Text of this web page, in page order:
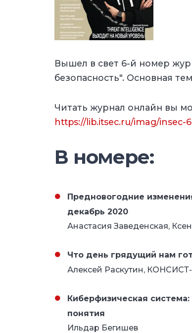
Вышел в свет 6-й номер
безопасность". Основная
Читать журнал онлайн вы
https://lib.itsec.ru/imag/insec-
В номере:
Предновогодние
декабрь 2020
Анастасия Заведенская,
Что день грядущий нам
Алексей Раскутин,
Киберфизическая
понятия
Ильдар Бегишев